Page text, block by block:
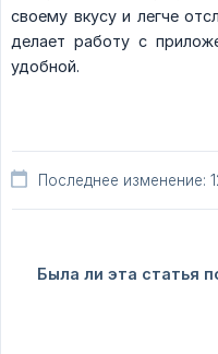
своему вкусу и легче
делает работу с
удобной.
Последнее изменение:
Была ли эта статья